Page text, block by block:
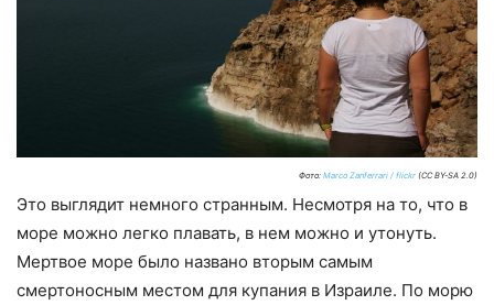
Фото: Marco Zanferrari / flickr (CC BY-SA 2.0)
Это выглядит немного странным. Несмотря на то, что в
море можно легко плавать, в нем можно и утонуть.
Мертвое море было названо вторым самым
смертоносным местом для купания в Израиле. По морю